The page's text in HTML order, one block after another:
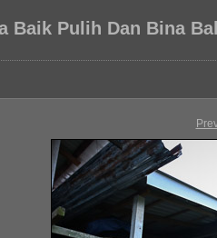
Baik Pulih Dan Bina